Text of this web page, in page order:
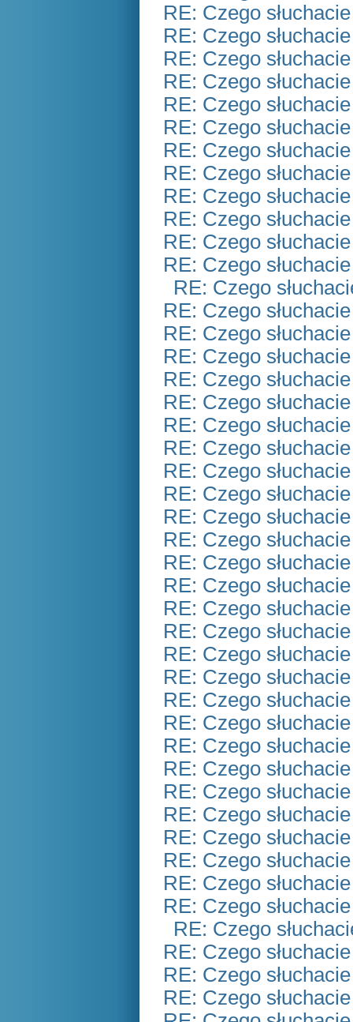
RE: Czego
RE: Czego
RE: Czego
RE: Czego
RE: Czego
RE: Czego
RE: Czego
RE: Czego
RE: Czego
RE: Czego
RE: Czego
RE: Czego
RE: Czego
RE: Czego
RE: Czego
RE: Czego
RE: Czego
RE: Czego
RE: Czego
RE: Czego
RE: Czego
RE: Czego
RE: Czego
RE: Czego
RE: Czego
RE: Czego
RE: Czego
RE: Czego
RE: Czego
RE: Czego
RE: Czego
RE: Czego
RE: Czego
RE: Czego
RE: Czego
RE: Czego
RE: Czego
RE: Czego
RE: Czego
RE: Czego
RE: Czego
RE: Czego
RE: Czego
RE: Czego